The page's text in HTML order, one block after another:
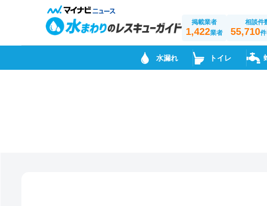
掲載業者
1,422業者
相談件
55,710
水漏れ トイレ